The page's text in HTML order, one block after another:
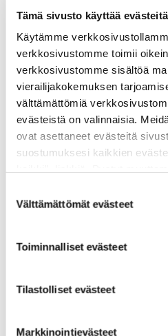
Tämä sivusto käyttää evästeitä
Käytämme
verkkosivustomme toimii
verkkosivustomme sisältöä
vierailijakokemuksen
välttämättömiä
evästeistä on valinnaisia.
ovat asettaneet evästeitä
suostumuksesi kaikkien
valinta
Välttämättömät evästeet
Toiminnalliset evästeet
Tilastolliset evästeet
Markkinointievästeet